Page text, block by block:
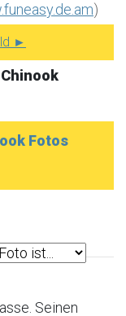
)
►
Chinook
Fotos
Seinen